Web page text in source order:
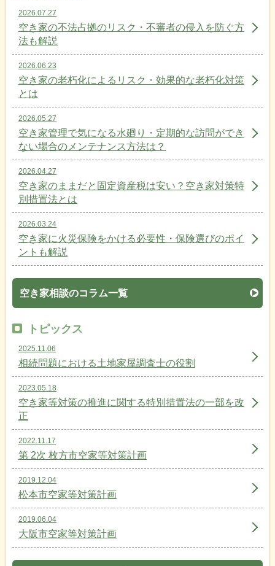
2026.07.27
空き家の不法占拠のリスク・不審者の侵入を防ぐ方
法も解説
2026.06.23
空き家の老朽化によるリスク・効果的な老朽化対策
とは
2026.05.27
空き家管理で気になる水廻り・定期的な訪問ができ
ない場合のメンテナンス方法は？
2026.04.27
空き家のままだと固定資産税は安い？空き家対策特
別措置法とは
2026.03.24
空き家に火災保険をかける必要性・保険選びのポイ
ントも解説
空き家相談のコラム一覧
トピックス
2025.11.06
相続問題における土地家屋調査士の役割
2023.05.18
空き家等対策の推進に関する特別措置法の一部を改
正
2022.11.17
第 2次 枚方市空家等対策計画
2019.12.04
松本市空家等対策計画
2019.06.04
大阪市空家等対策計画